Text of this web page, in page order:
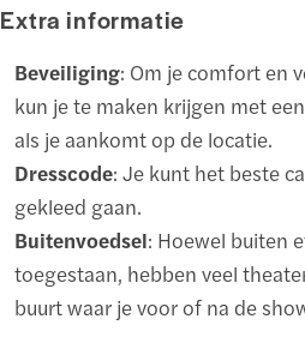
Extra informatie
Beveiliging: Om je comfort en
kun je te maken krijgen met
als je aankomt op de locatie.
Dresscode: Je kunt het beste
gekleed gaan.
Buitenvoedsel: Hoewel buiten
toegestaan, hebben veel
buurt waar je voor of na de